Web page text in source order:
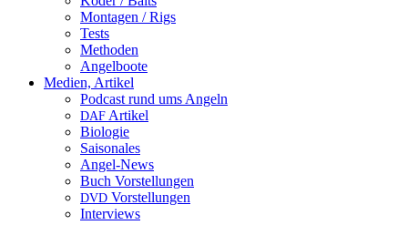
Montagen / Rigs
Tests
Methoden
Angelboote
Medien, Artikel
Podcast rund ums Angeln
DAF Artikel
Biologie
Saisonales
Angel-News
Buch Vorstellungen
DVD Vorstellungen
Interviews